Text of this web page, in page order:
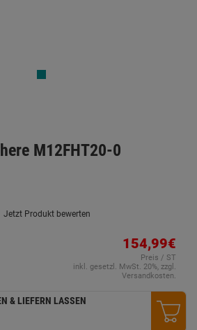
M12FHT20-0
Jetzt Produkt bewerten
154,99€
Preis / ST
inkl. gesetzl. MwSt. 20%, zzgl.
Versandkosten.
& LIEFERN LASSEN